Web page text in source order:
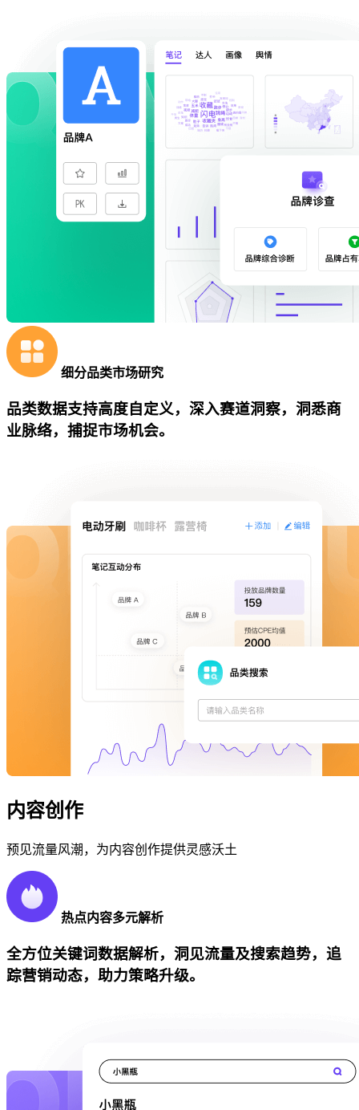
细分品类市场研究
品类数据支持高度自定义，深入赛道洞察，洞悉商
业脉络，捕捉市场机会。
内容创作
预见流量风潮，为内容创作提供灵感沃土
热点内容多元解析
全方位关键词数据解析，洞见流量及搜索趋势，追
踪营销动态，助力策略升级。